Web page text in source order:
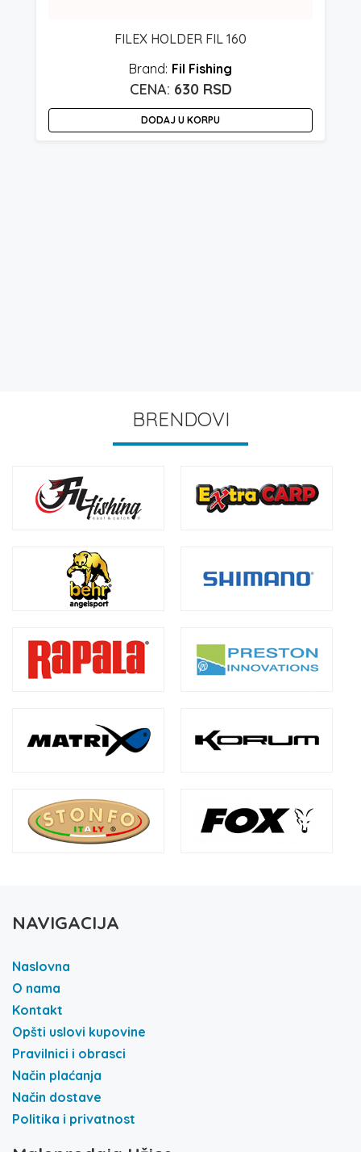
FILEX HOLDER FIL 160
Fil Fishing
630 RSD
DODAJ U KORPU
BRENDOVI
NAVIGACIJA
Naslovna
O nama
Kontakt
Opšti uslovi kupovine
Pravilnici i obrasci
Način plaćanja
Način dostave
Politika i privatnost